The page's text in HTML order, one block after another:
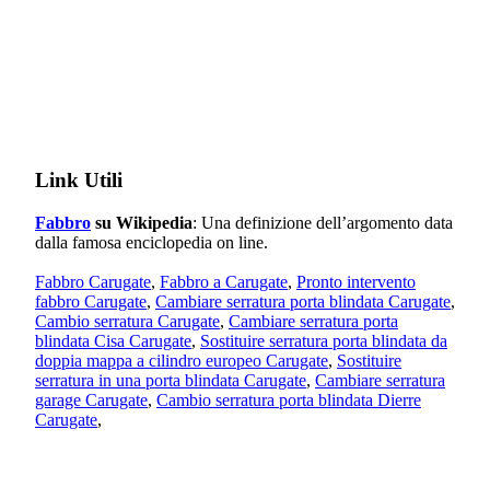
Link Utili
Fabbro su Wikipedia: Una definizione dell’argomento data
dalla famosa enciclopedia on line.
Fabbro Carugate, Fabbro a Carugate, Pronto intervento
fabbro Carugate, Cambiare serratura porta blindata Carugate,
Cambio serratura Carugate, Cambiare serratura porta
blindata Cisa Carugate, Sostituire serratura porta blindata da
doppia mappa a cilindro europeo Carugate, Sostituire
serratura in una porta blindata Carugate, Cambiare serratura
garage Carugate, Cambio serratura porta blindata Dierre
Carugate,